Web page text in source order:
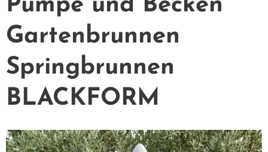
Pumpe und Becken
Gartenbrunnen
Springbrunnen
BLACKFORM